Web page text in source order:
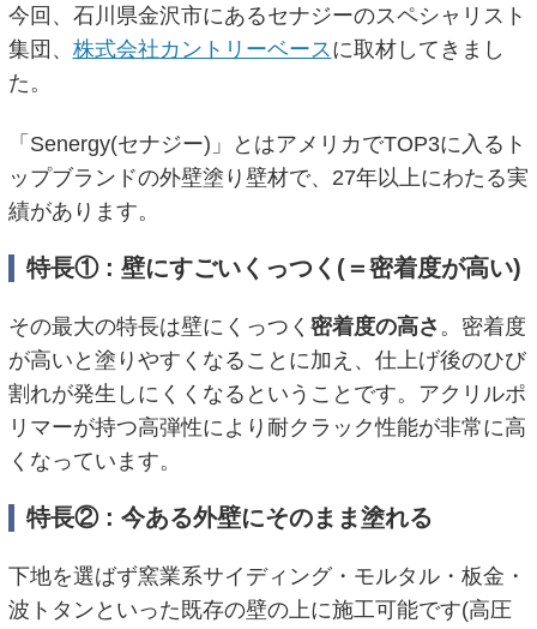
今回、石川県金沢市にあるセナジーのスペシャリスト
集団、 株式会社カントリーベースに取材してきまし
た。
「Senergy(セナジー)」とはアメリカでTOP3に入るト
ップブランドの外壁塗り壁材で、27年以上にわたる実
績があります。
特長① : 壁にすごいくっつく(＝密着度が高い)
その最大の特長は壁にくっつく 密着度の高さ 。密着度
が高いと塗りやすくなることに加え、仕上げ後のひび
割れが発生しにくくなるということです。アクリルポ
リマーが持つ高弾性により耐クラック性能が非常に高
くなっています。
特長② : 今ある外壁にそのまま塗れる
下地を選ばず窯業系サイディング・モルタル・板金・
波トタンといった既存の壁の上に施工可能です(高圧